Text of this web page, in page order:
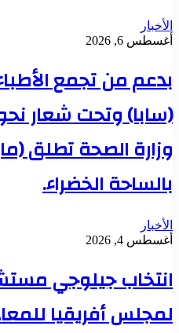
الأخبار
أغسطس 6, 2026
بدعم من تجمع
(سابا) وتحت شعار
وزارة الصحة تطلق
بالساحة الخضراء.
الأخبار
أغسطس 4, 2026
انتخاب جيلوجي
لمجلس أفريقيا